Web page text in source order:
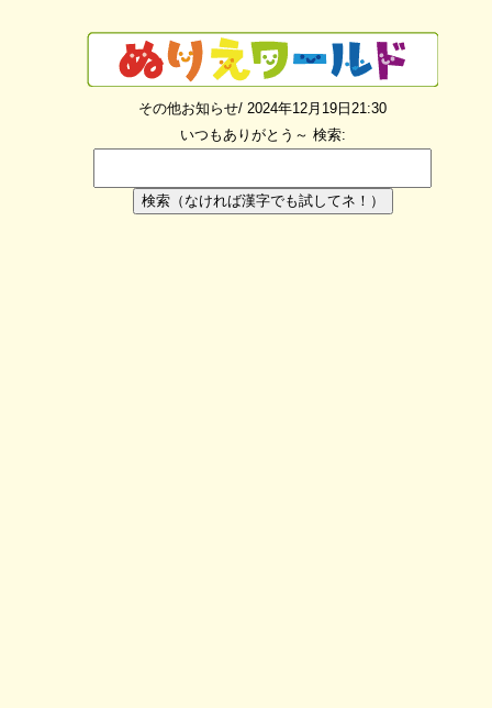
その他お知らせ/ 2024年12月19日21:30
いつもありがとう～ 検索:
検索（なければ漢字でも試してネ！）